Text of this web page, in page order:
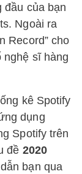
đầu của bạn
Ngoài ra
Record” cho
nghệ sĩ hàng
kê Spotify
dụng
Spotify trên
đề 2020
bạn qua